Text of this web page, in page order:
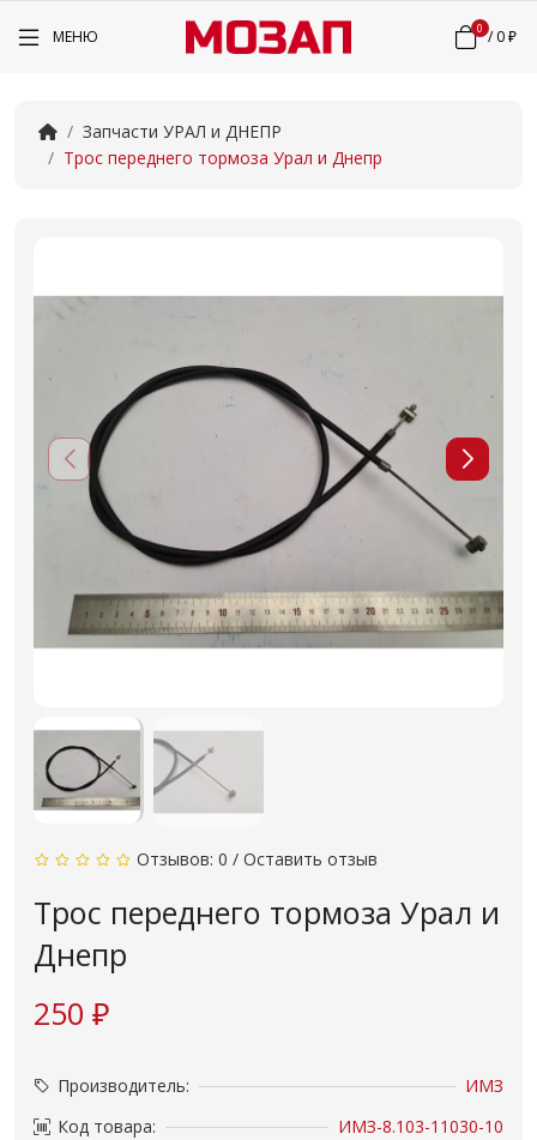
МЕНЮ 0 /0 ₽
Запчасти УРАЛ и ДНЕПР
Трос переднего тормоза Урал и Днепр
Отзывов: 0 / Оставить отзыв
Трос переднего тормоза Урал и
Днепр
250 ₽
Производитель:
ИМЗ
Код товара:
ИМЗ-8.103-11030-10